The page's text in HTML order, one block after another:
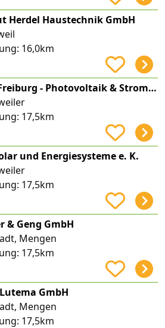
Herdel Haustechnik GmbH
16,0km
enerix Freiburg - Photovoltaik & Stromspeicher
17,5km
und Energiesysteme e. K.
17,5km
& Geng GmbH
Mengen
17,5km
GmbH
Mengen
17,5km